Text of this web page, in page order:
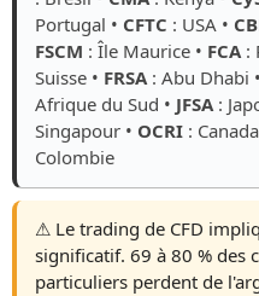
Portugal • CFTC : USA •
FSCM : Île Maurice • FCA:
Suisse • FRSA: Abu Dhabi •
Afrique du Sud • JFSA:
Singapour • OCRI :
Colombie
⚠️ Le trading de CFD
significatif. 69 à 80 % des
particuliers perdent de